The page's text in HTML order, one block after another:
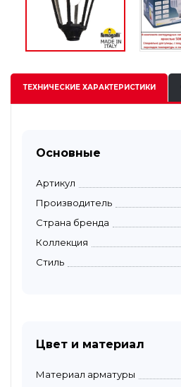
ТЕХНИЧЕСКИЕХАРАКТЕРИСТИКИ
Основные
Артикул
Производитель
Страна бренда
Коллекция
Стиль
Цвет и материал
Материал арматуры